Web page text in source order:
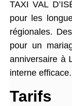
TAXI VAL
pour les
régionales.
pour un
anniversaire à
interne efficace.
Tarifs